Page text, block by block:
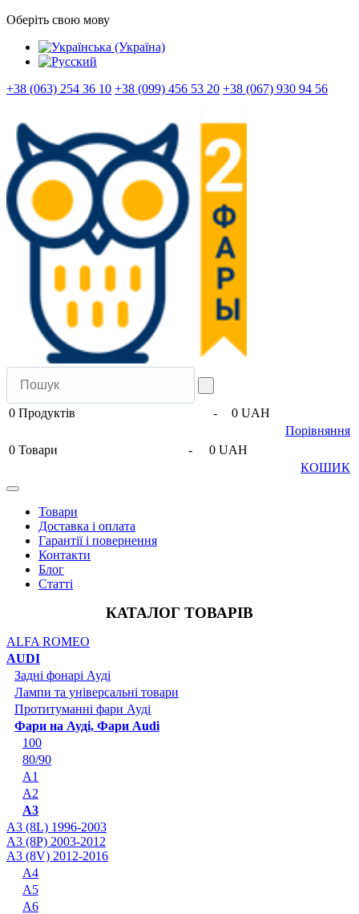
Оберіть свою мову
+38 (063) 254 36 10 +38 (099) 456 53 20 +38 (067) 930 94 56
0 Продуктів -
0 UAH
Порівняння
0 Товари -
0 UAH
КОШИК
Товари
Доставка і оплата
Гарантії і повернення
Контакти
Блог
Статті
КАТАЛОГ ТОВАРІВ
ALFA ROMEO
AUDI
Задні фонарі Ауді
Лампи та універсальні товари
Протитуманні фари Ауді
Фари на Ауді, Фари Audi
100
80/90
A1
A2
A3
A3 (8L) 1996-2003
A3 (8P) 2003-2012
A3 (8V) 2012-2016
A4
A5
A6